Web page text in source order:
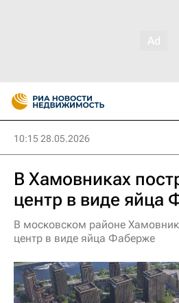
10:15 28.05.2026
В Хамовниках
центр в виде яйца
В московском районе
центр в виде яйца Фаберже